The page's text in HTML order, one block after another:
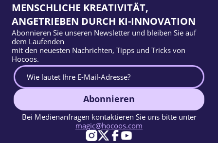
MENSCHLICHE KREATIVITÄT,
ANGETRIEBEN DURCH KI-INNOVATION
Abonnieren Sie unseren Newsletter und bleiben Sie auf
dem Laufenden
mit den neuesten Nachrichten, Tipps und Tricks von
Hocoos.
Abonnieren
Bei Medienanfragen kontaktieren Sie uns bitte unter
magic@hocoos.com